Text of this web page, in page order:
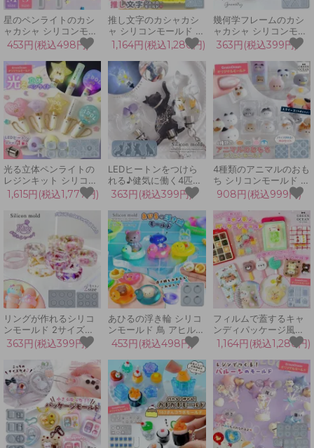
星のペンライトのカシ
ャカシャ シリコンモー
ルド S・M 推し活 シェ
イカーモールド レジン
型 スター 小 中 UVレジ
ン GreenOceanオリジ
ナル♪
453円(税込498円)
推し文字のカシャカシ
ャ シリコンモールド シ
ェイカー レジン型 セッ
ト 推し活グッズ オタク
文字 推し色 キーホルダ
ー 手芸 GreenOceanオ
リジナル♪
1,164円(税込1,280円)
幾何学フレームのカシ
ャカシャ シリコンモー
ルド シェイカー シャカ
シャカ レジン型 丸 三
角 四角 長方形 五角形
推し活 お守り キーホル
ダー UVレジン クラフ
ト
363円(税込399円)
光る立体ペンライトの
レジンキット シリコン
モールド セット シェイ
カーモールド シャカシ
ャカ レジン型 推し活
UVレジン クラフト
GreenOceanオリジナ
1,615円(税込1,777円)
LEDヒートンをつけら
れる♪健気に働く4匹の
猫 シリコンモールド レ
ジン型 ネコ ねこ 大き
い キーホルダー 立つ
立体 3d UVレジン LED
レジン 手芸 クラフト
363円(税込399円)
4種類のアニマルのおも
ち シリコンモールド 大
小セット レジン型 動物
顔 猫 立体 3d UVレジ
ン スクイーズレジン ク
ラフト GreenOceanオ
リジナル♪
908円(税込999円)
リングが作れるシリコ
ンモールド 2サイズセ
ット レジン型 セット
円 指輪 シンプル 定番
サイズ展開 ピンキー ア
クセサリー シェイカー
平成女児 UVレジン ク
ラフト
363円(税込399円)
あひるの浮き輪 シリコ
ンモールド 鳥 アヒル
スワンボート おまる お
もちゃ 動物 アニマル
ミニチュア キーホルダ
ー チャーム UVレジン
LED 手芸 クラフト
453円(税込498円)
フィルムで蓋するキャ
ンディパッケージ風シ
ェイカー シリコンモー
ルド ブリスターパッケ
ージ シャカシャカ レジ
ン型 ミニチュア
GreenOceanオリジナ
ル♪
1,164円(税込1,280円)